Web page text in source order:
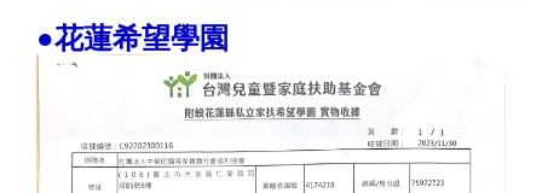
●花蓮希望學園